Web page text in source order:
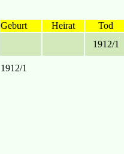
Geburt Heirat Tod
1912/1
1912/1